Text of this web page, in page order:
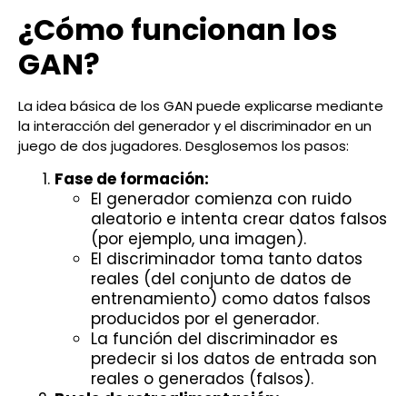
¿Cómo funcionan los
GAN?
La idea básica de los GAN puede explicarse mediante
la interacción del generador y el discriminador en un
juego de dos jugadores. Desglosemos los pasos:
Fase de formación:
El generador comienza con ruido
aleatorio e intenta crear datos falsos
(por ejemplo, una imagen).
El discriminador toma tanto datos
reales (del conjunto de datos de
entrenamiento) como datos falsos
producidos por el generador.
La función del discriminador es
predecir si los datos de entrada son
reales o generados (falsos).